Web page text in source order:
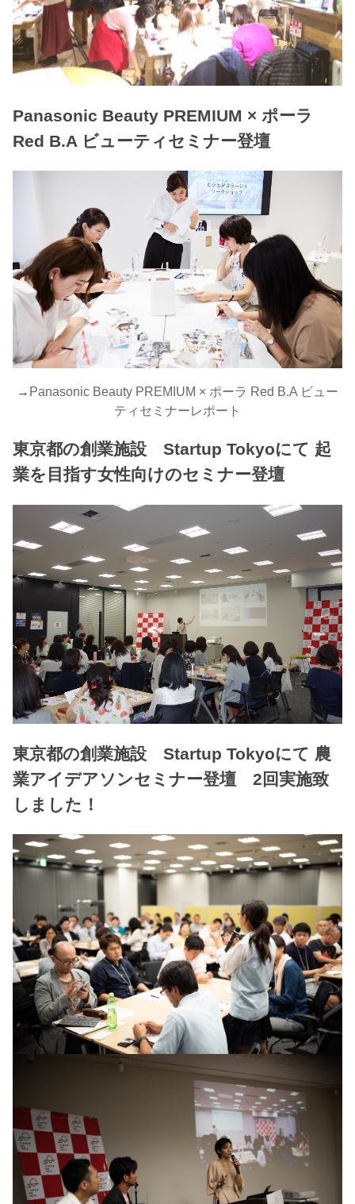
Panasonic Beauty PREMIUM × ポーラ
Red B.A ビューティセミナー登壇
→ Panasonic Beauty PREMIUM × ポーラ Red B.A ビュー
ティセミナーレポート
東京都の創業施設 Startup Tokyoにて 起
業を目指す女性向けのセミナー登壇
東京都の創業施設 Startup Tokyoにて 農
業アイデアソンセミナー登壇 2回実施致
しました！